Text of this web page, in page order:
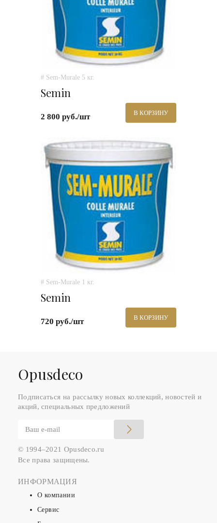
# Sem-Murale 5 кг.
Semin
2 800 руб./шт В КОРЗИНУ
# Sem-Murale 1 кг.
Semin
720 руб./шт В КОРЗИНУ
Оpusdeco
Подписаться на рассылку новых коллекций, новостей и
акций, специальных предложений
© 1994–2021 Opusdeco.ru
Все права защищены.
ИНФОРМАЦИЯ
О компании
Сервис